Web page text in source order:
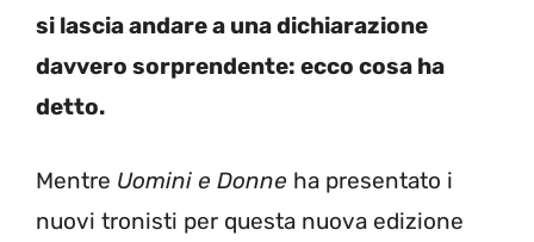
si lascia andare a una dichiarazione
davvero sorprendente: ecco cosa ha
detto.
Mentre Uomini e Donne ha presentato i
nuovi tronisti per questa nuova edizione